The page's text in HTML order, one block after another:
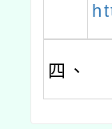
四、